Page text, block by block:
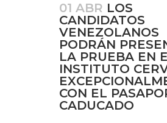
01 ABR LOS
CANDIDATOS
VENEZOLANOS
PODRÁN
LA PRUEBA EN
INSTITUTO
CON EL
CADUCADO